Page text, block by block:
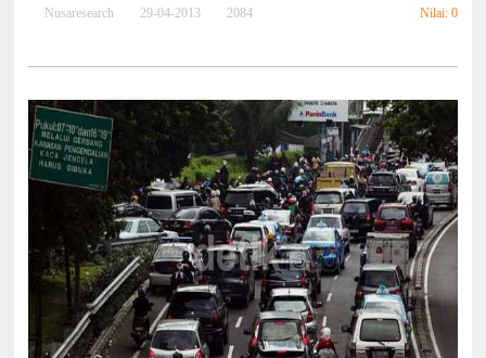
Nusaresearch 29-04-2013 2084 Nilai: 0